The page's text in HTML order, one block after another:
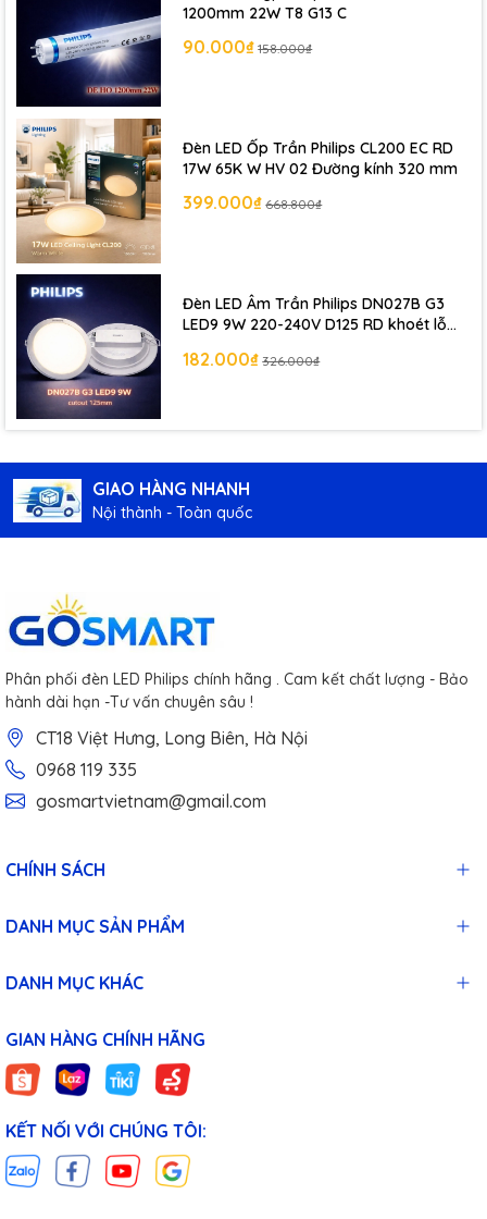
1200mm 22W T8 G13 C
90.000₫ 158.000₫
Đèn LED Ốp Trần Philips CL200 EC RD
17W 65K W HV 02 Đường kính 320 mm
399.000₫ 668.800₫
Đèn LED Âm Trần Philips DN027B G3
LED9 9W 220-240V D125 RD khoét lỗ
182.000₫ 326.000₫
GIAO HÀNG NHANH
Nội thành - Toàn quốc
Phân phối đèn LED Philips chính hãng . Cam kết chất lượng - Bảo
hành dài hạn -Tư vấn chuyên sâu !
CT18 Việt Hưng, Long Biên, Hà Nội
0968 119 335
gosmartvietnam@gmail.com
CHÍNH SÁCH
DANH MỤC SẢN PHẨM
DANH MỤC KHÁC
GIAN HÀNG CHÍNH HÃNG
KẾT NỐI VỚI CHÚNG TÔI: